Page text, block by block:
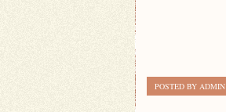
POSTED BY ADMIN